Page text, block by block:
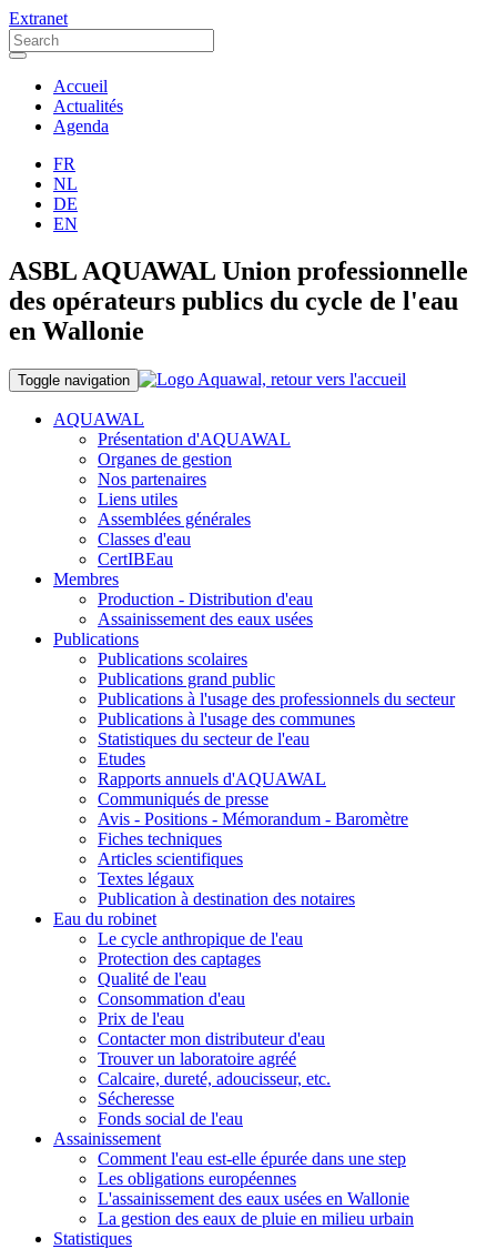
Extranet
Accueil
Actualités
Agenda
FR
NL
DE
EN
ASBL AQUAWAL Union professionnelle
des opérateurs publics du cycle de l'eau
en Wallonie
Toggle navigation
AQUAWAL
Présentation d'AQUAWAL
Organes de gestion
Nos partenaires
Liens utiles
Assemblées générales
Classes d'eau
CertIBEau
Membres
Production - Distribution d'eau
Assainissement des eaux usées
Publications
Publications scolaires
Publications grand public
Publications à l'usage des professionnels du secteur
Publications à l'usage des communes
Statistiques du secteur de l'eau
Etudes
Rapports annuels d'AQUAWAL
Communiqués de presse
Avis - Positions - Mémorandum - Baromètre
Fiches techniques
Articles scientifiques
Textes légaux
Publication à destination des notaires
Eau du robinet
Le cycle anthropique de l'eau
Protection des captages
Qualité de l'eau
Consommation d'eau
Prix de l'eau
Contacter mon distributeur d'eau
Trouver un laboratoire agréé
Calcaire, dureté, adoucisseur, etc.
Sécheresse
Fonds social de l'eau
Assainissement
Comment l'eau est-elle épurée dans une step
Les obligations européennes
L'assainissement des eaux usées en Wallonie
La gestion des eaux de pluie en milieu urbain
Statistiques